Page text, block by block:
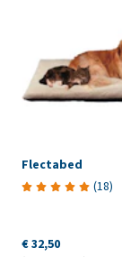
Flectabed
(18)
€ 32,50